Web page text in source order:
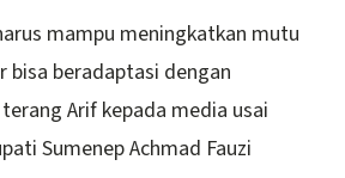
mampu meningkatkan mutu
bisa beradaptasi dengan
Arif kepada media usai
Sumenep Achmad Fauzi